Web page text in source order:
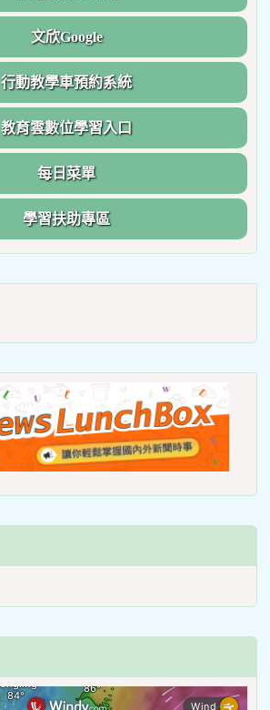
文欣Google
行動教學車預約系統
教育雲數位學習入口
每日菜單
學習扶助專區
to